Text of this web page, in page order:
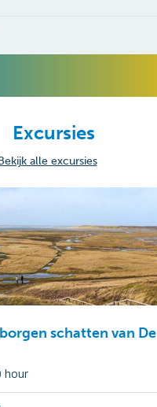
Excursies
alle excursies
schatten van De
hour